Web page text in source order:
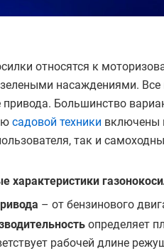
относятся к
зелеными насаждениями.
привода. Большинство
садовой техники включены
так и
характеристики
– от бензинового
определяет
рабочей длине